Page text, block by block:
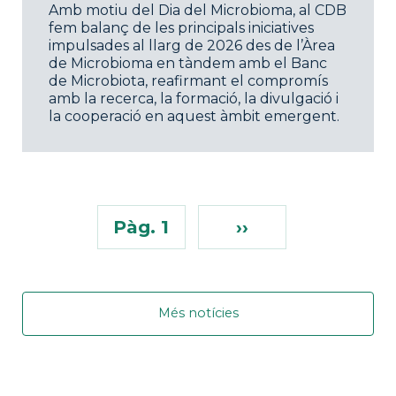
Amb motiu del Dia del Microbioma, al CDB
fem balanç de les principals iniciatives
impulsades al llarg de 2026 des de l’Àrea
de Microbioma en tàndem amb el Banc
de Microbiota, reafirmant el compromís
amb la recerca, la formació, la divulgació i
la cooperació en aquest àmbit emergent.
Pàg. 1 ››
Més notícies